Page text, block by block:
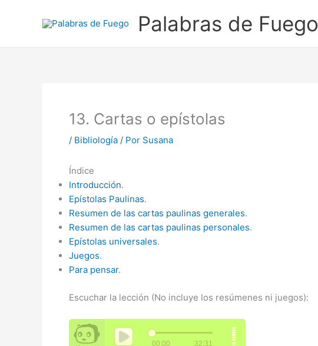
Palabras de Fuego
13. Cartas o epístolas
/ Bibliología / Por Susana
Índice
Introducción.
Epístolas Paulinas.
Resumen de las cartas paulinas generales.
Resumen de las cartas paulinas personales.
Epístolas universales.
Juegos.
Para pensar.
Escuchar la lección (No incluye los resúmenes ni juegos):